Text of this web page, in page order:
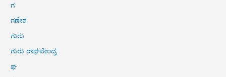
ಗ
ಗಣೇಶ
ಗುರು
ಗುರು ರಾಘವೇಂದ್ರ
ಘ